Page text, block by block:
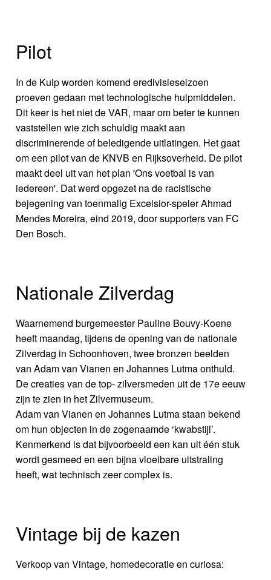
Pilot
In de Kuip worden komend eredivisieseizoen
proeven gedaan met technologische hulpmiddelen.
Dit keer is het niet de VAR, maar om beter te kunnen
vaststellen wie zich schuldig maakt aan
discriminerende of beledigende uitlatingen. Het gaat
om een pilot van de KNVB en Rijksoverheid. De pilot
maakt deel uit van het plan 'Ons voetbal is van
iedereen'. Dat werd opgezet na de racistische
bejegening van toenmalig Excelsior-speler Ahmad
Mendes Moreira, eind 2019, door supporters van FC
Den Bosch.
Nationale Zilverdag
Waarnemend burgemeester Pauline Bouvy-Koene
heeft maandag, tijdens de opening van de nationale
Zilverdag in Schoonhoven, twee bronzen beelden
van Adam van Vianen en Johannes Lutma onthuld.
De creaties van de top- zilversmeden uit de 17e eeuw
zijn te zien in het Zilvermuseum.
Adam van Vianen en Johannes Lutma staan bekend
om hun objecten in de zogenaamde ‘kwabstijl’.
Kenmerkend is dat bijvoorbeeld een kan uit één stuk
wordt gesmeed en een bijna vloeibare uitstraling
heeft, wat technisch zeer complex is.
Vintage bij de kazen
Verkoop van Vintage, homedecoratie en curiosa: